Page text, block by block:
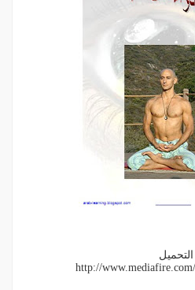
التحميل
http://